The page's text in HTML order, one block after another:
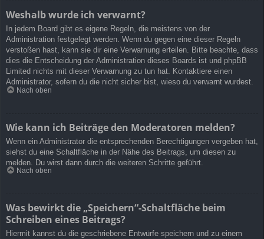
Weshalb wurde ich verwarnt?
In jedem Board gibt es eigene Regeln, die meistens von der
Administration festgelegt werden. Wenn du gegen eine dieser Regeln
verstoßen hast, kann sie dir eine Verwarnung erteilen. Bitte beachte, dass
dies die Entscheidung der Administration dieses Boards ist und phpBB
Limited nichts mit dieser Verwarnung zu tun hat. Kontaktiere einen
Administrator, sofern du die nicht sicher bist, wieso du verwarnt wurdest.
Nach oben
Wie kann ich Beiträge den Moderatoren melden?
Wenn ein Administrator die entsprechenden Berechtigungen vergeben hat,
siehst du eine Schaltfläche in der Nähe des Beitrags, um diesen zu
melden. Du wirst dann durch die weiteren Schritte geführt.
Nach oben
Was bewirkt die „Speichern“-Schaltfläche beim
Schreiben eines Beitrags?
Hiermit kannst du die geschriebene Entwürfe speichern und zu einem